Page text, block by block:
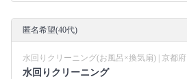
匿名希望(40代)
水回りクリーニング(お風呂×換気扇) | 京都府
水回りクリーニング